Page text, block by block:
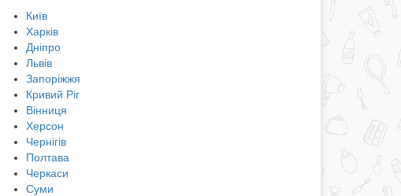
Київ
Харків
Дніпро
Львів
Запоріжжя
Кривий Ріг
Вінниця
Херсон
Чернігів
Полтава
Черкаси
Суми